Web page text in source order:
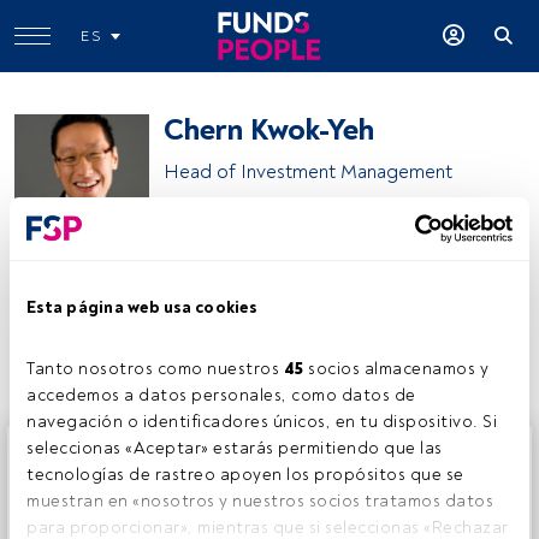
Esta página web usa cookies
Tanto nosotros como nuestros 45 socios almacenamos y
accedemos a datos personales, como datos de
navegación o identificadores únicos, en tu dispositivo. Si
seleccionas «Aceptar» estarás permitiendo que las
tecnologías de rastreo apoyen los propósitos que se
muestran en «nosotros y nuestros socios tratamos datos
para proporcionar», mientras que si seleccionas «Rechazar
ES
Chern Kwok-Yeh
Head of Investment Management
Compartir:
Este es un artículo exclusivo para los usuarios registrados
de FundsPeople. Si ya estás registrado, accede desde el
botón Login. Si aún no tienes cuenta, te invitamos a
registrarte y disfrutar de todo el universo que ofrece